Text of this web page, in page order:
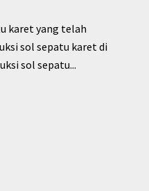
karet yang telah
sol sepatu karet di
sol sepatu...